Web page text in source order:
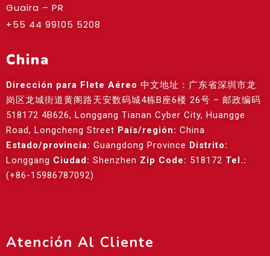
Guaira – PR
+55 44 99105 5208
China
Dirección para Flete Aéreo 中文地址：广东省深圳市龙
岗区龙城街道黄阁路天安数码城4栋B座6楼 26号 – 邮政编码
518172 4B626, Longgang Tianan Cyber City, Huangge
Road, Longcheng Street País/región: China
Estado/provincia: Guangdong Province Distrito:
Longgang Ciudad: Shenzhen Zip Code: 518172 Tel.:
(+86-15986787092)
Atención Al Cliente